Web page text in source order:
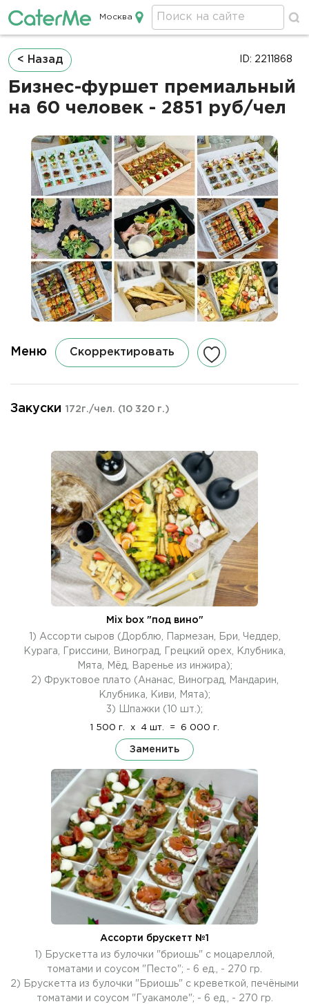
Кейтеринг в Москве
Москва
Строка
навигации
< Назад
Бизнес-фуршет премиальный
на 60 человек - 2851 руб/чел
ID: 2211868
Меню Скорректировать
Закуски 172г./чел. (10 320 г.)
Mix box "под вино"
1) Ассорти сыров (Дорблю, Пармезан, Бри, Чеддер,
Курага, Гриссини, Виноград, Грецкий орех, Клубника,
Мята, Мёд, Варенье из инжира);
2) Фруктовое плато (Ананас, Виноград, Мандарин,
Клубника, Киви, Мята);
3) Шпажки (10 шт.);
1 500 г. x 4 шт. = 6 000 г.
Заменить
Ассорти брускетт №1
1) Брускетта из булочки "бриошь" с моцареллой,
томатами и соусом "Песто"; - 6 ед., - 270 гр.
2) Брускетта из булочки "Бриошь" с креветкой, печёными
томатами и соусом "Гуакамоле"; - 6 ед., - 270 гр.